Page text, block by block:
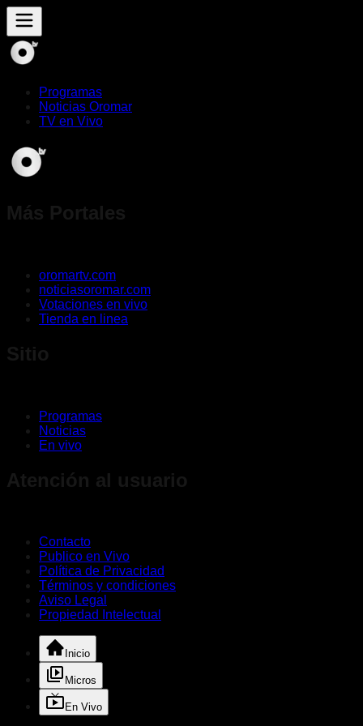
Programas
Noticias Oromar
TV en Vivo
oromartv.com
noticiasoromar.com
Votaciones en vivo
Tienda en linea
Programas
Noticias
En vivo
Contacto
Publico en Vivo
Política de Privacidad
Términos y condiciones
Aviso Legal
Propiedad Intelectual
Inicio
Micros
En Vivo